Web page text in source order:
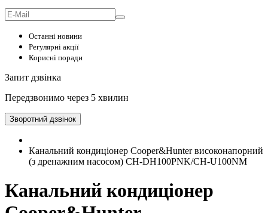
Останні новини
Регулярні акції
Корисні поради
Запит дзвінка
Передзвонимо через 5 хвилин
Зворотний дзвінок
Канальний кондиціонер Cooper&Hunter високонапорний
(з дренажним насосом) CH-DH100PNK/CH-U100NM
Канальний кондиціонер